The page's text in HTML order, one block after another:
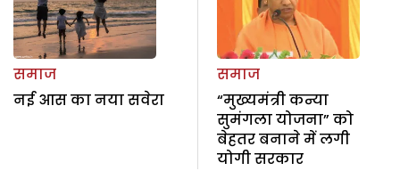
समाज
नई आस का नया सवेरा
समाज
“मुख्यमंत्री कन्या
सुमंगला योजना” को
बेहतर बनाने में लगी
योगी सरकार